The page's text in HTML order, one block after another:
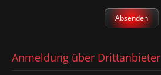
Anmeldung über Drittanbieter